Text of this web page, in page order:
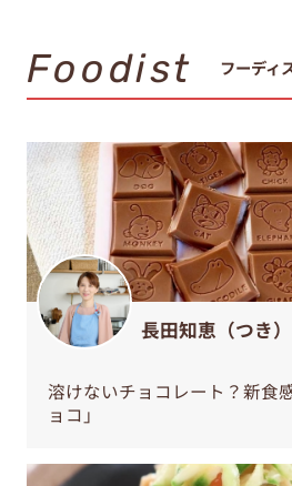
Foodist フーディ
長田知恵（つき）
溶けないチョコレート？新食
ョコ」